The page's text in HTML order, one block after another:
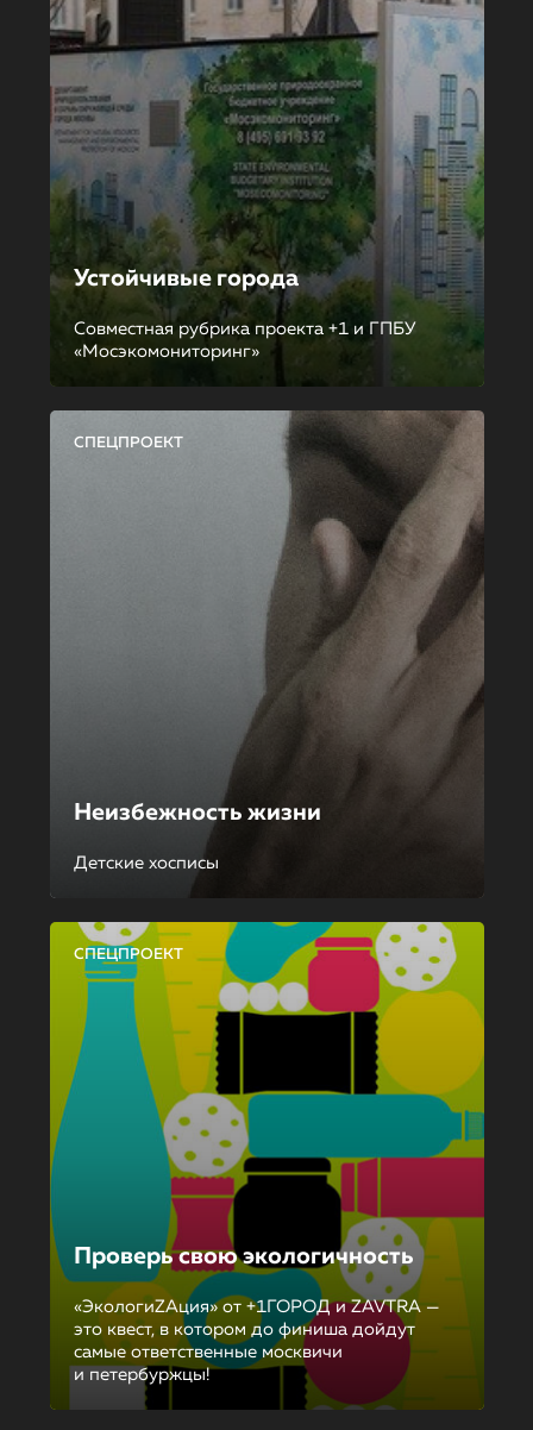
Устойчивые города
Совместная рубрика проекта +1 и ГПБУ
«Мосэкомониторинг»
СПЕЦПРОЕКТ
Неизбежность жизни
Детские хосписы
СПЕЦПРОЕКТ
Проверь свою экологичность
«ЭкологиZAция» от +1ГОРОД и ZAVTRA —
это квест, в котором до финиша дойдут
самые ответственные москвичи
и петербуржцы!